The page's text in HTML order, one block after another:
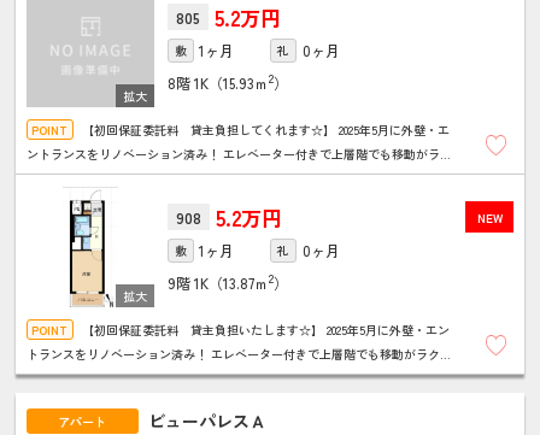
805 5.2万円
敷 1ヶ月 礼
0ヶ月
8階1K（15.93ｍ 2）
【初回保証委託料 貸主負担してくれます☆】 2025年5月に外壁・エ
ントランスをリノベーション済み！ エレベーター付きで上層階でも移動がラク
チン♪ オール電化で1口IHコンロ付き♪ミニ冷蔵庫も付いています！
NEW
908 5.2万円
敷 1ヶ月 礼
0ヶ月
9階1K（13.87ｍ 2）
【初回保証委託料 貸主負担いたします☆】 2025年5月に外壁・エン
トランスをリノベーション済み！ エレベーター付きで上層階でも移動がラクチ
ン♪ オール電化で1口IHコンロ付き♪ミニ冷蔵庫も付いています！
アパート ビューパレスＡ